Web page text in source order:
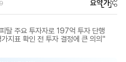
요약가
탈 주요 투자자로 197억 투자 단행
지표 확인 전 투자 결정에 큰 의의"